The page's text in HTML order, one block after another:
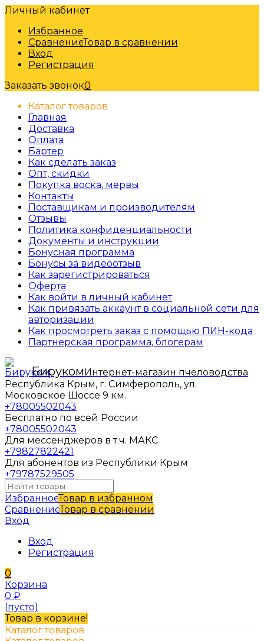
Личный кабинет
Избранное
СравнениеТовар в сравнении
Вход
Регистрация
Заказать звонок0
Каталог товаров
Главная
Доставка
Оплата
Бартер
Как сделать заказ
Опт, скидки
Покупка воска, мервы
Контакты
Поставщикам и производителям
Отзывы
Политика конфиденциальности
Документы и инструкции
Бонусная программа
Бонусы за видеоотзыв
Как зарегистрироваться
Оферта
Как войти в личный кабинет
Как привязать аккаунт в социальной сети для
авторизации
Как просмотреть заказ с помощью ПИН-кода
Партнерская программа, блогерам
БирукомИнтернет-магазин пчеловодства
Республика Крым, г. Симферополь, ул.
Московское Шоссе 9 км.
+78005502043
Бесплатно по всей России
+78005502043
Для мессенджеров в т.ч. МАКС
+79827822421
Для абонентов из Республики Крым
+79787529505
ИзбранноеТовар в избранном
СравнениеТовар в сравнении
Вход
Вход
Регистрация
0
Корзина
0 ₽
(пусто)
Товар в корзине!
Каталог товаров